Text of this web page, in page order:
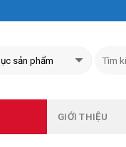
GIỚI THIỆU